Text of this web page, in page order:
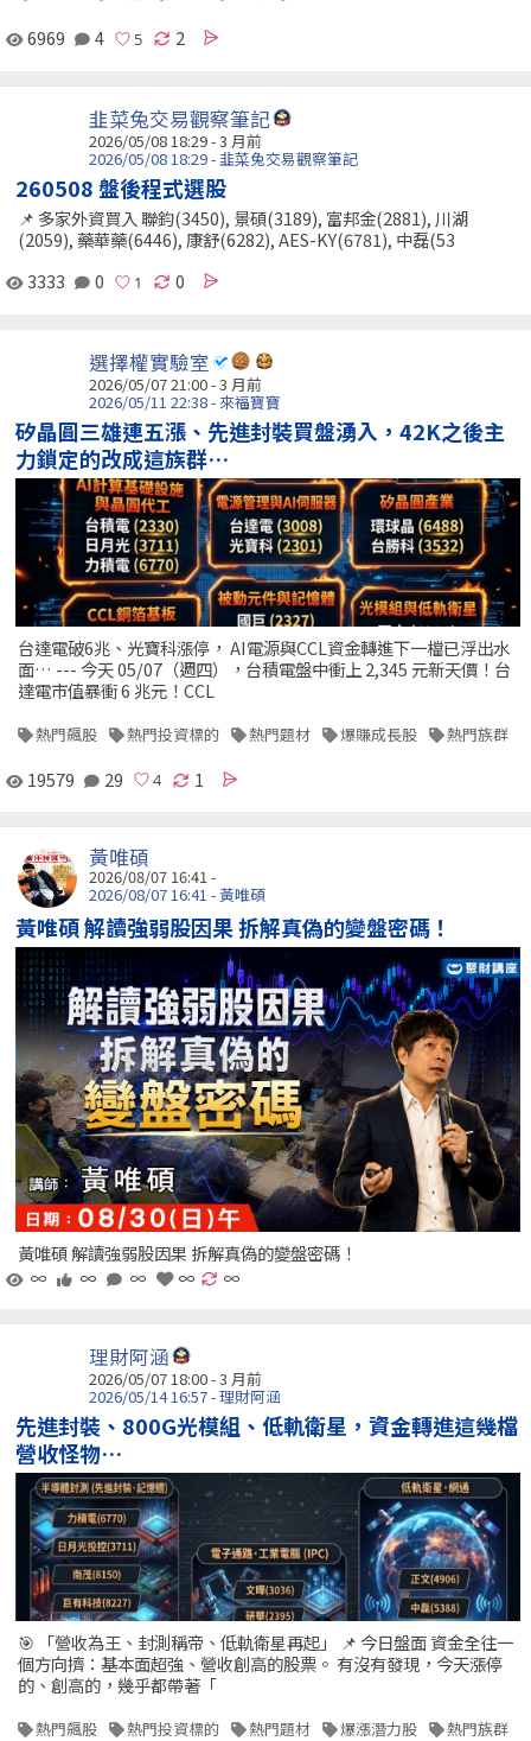
6969 4 2
韭菜兔交易觀察筆記
2026/05/08 18:29 - 3 月前
2026/05/08 18:29 - 韭菜兔交易觀察筆記
260508 盤後程式選股
📌 多家外資買入 聯鈞(3450), 景碩(3189), 富邦金(2881), 川湖
(2059), 藥華藥(6446), 康舒(6282), AES-KY(6781), 中磊(53
3333
0 0
選擇權實驗室
2026/05/07 21:00 - 3 月前
2026/05/11 22:38 - 來福寶寶
矽晶圓三雄連五漲、先進封裝買盤湧入，42K之後主
力鎖定的改成這族群…
台達電破6兆、光寶科漲停， AI電源與CCL資金轉進下一檔已浮出水
面… --- 今天 05/07（週四），台積電盤中衝上 2,345 元新天價！台
達電市值暴衝 6 兆元！CCL
熱門飆股 熱門投資標的 熱門題材 爆賺成長股 熱門族群
19579 29 1
黃唯碩
2026/08/07 16:41 -
2026/08/07 16:41 - 黃唯碩
黃唯碩 解讀強弱股因果 拆解真偽的變盤密碼！
黃唯碩 解讀強弱股因果 拆解真偽的變盤密碼！
∞
∞ ∞ ∞ ∞
理財阿涵
2026/05/07 18:00 - 3 月前
2026/05/14 16:57 - 理財阿涵
先進封裝、800G光模組、低軌衛星，資金轉進這幾檔
營收怪物…
🎯 「營收為王、封測稱帝、低軌衛星再起」 📌 今日盤面 資金全往一
個方向擠：基本面超強、營收創高的股票。 有沒有發現，今天漲停
的、創高的，幾乎都帶著「
熱門飆股 熱門投資標的 熱門題材 爆漲潛力股 熱門族群